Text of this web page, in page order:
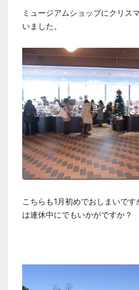
ミュージアムショップにクリス
いました。
こちらも1月初めでおしまいで
は連休中にでもいかがですか？